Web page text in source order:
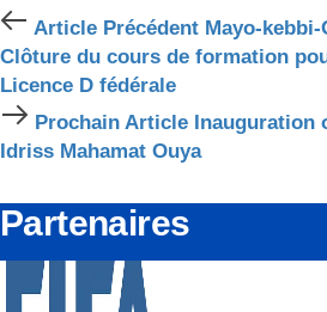
Article
Précédent
Article Précédent Mayo-
Clôture du cours de formation
Licence D fédérale
Prochain
Article
Prochain Article Inauguration
Idriss Mahamat Ouya
Partenaires